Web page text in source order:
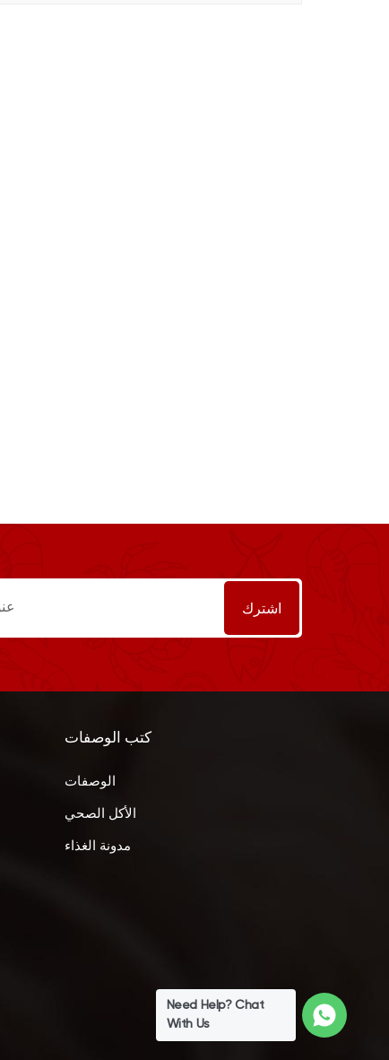
كتب الوصفات
الوصفات
الأكل الصحي
مدونة الغذاء
Need Help? Chat
With Us